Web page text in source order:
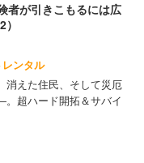
者が引きこもるには広
ンタル
消えた住民、そして災厄
超ハード開拓＆サバイ